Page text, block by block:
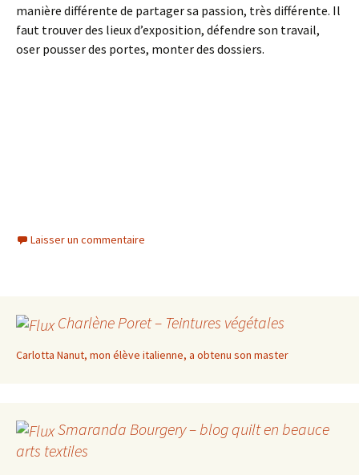
manière différente de partager sa passion, très différente. Il
faut trouver des lieux d’exposition, défendre son travail,
oser pousser des portes, monter des dossiers.
Laisser un commentaire
Charlène Poret – Teintures végétales
Carlotta Nanut, mon élève italienne, a obtenu son master
Smaranda Bourgery – blog quilt en beauce
arts textiles